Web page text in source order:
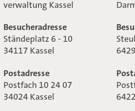
verwaltung Kassel
Besucheradresse
Ständeplatz 6 - 10
34117 Kassel
Postadresse
Postfach 10 24 07
34024 Kassel